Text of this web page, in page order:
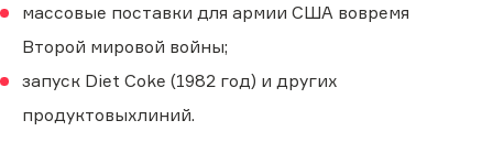
массовые поставки для армии США вовремя
Второй мировой войны;
запуск Diet Coke (1982 год) и других
продуктовыхлиний.